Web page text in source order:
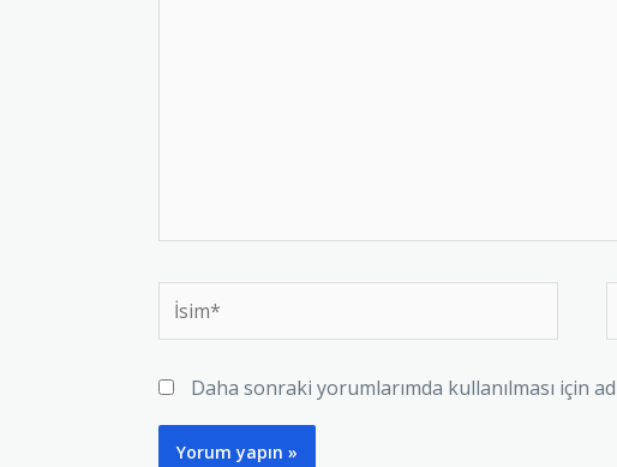
Daha sonraki yorumlarımda kullanılması için